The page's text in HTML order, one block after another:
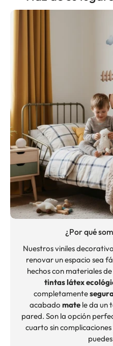
¿Por qué
Nuestros viniles
renovar un espacio sea
hechos con materiales
tintas látex
completamente
acabado matele da un
pared. Son la opción
cuarto sin